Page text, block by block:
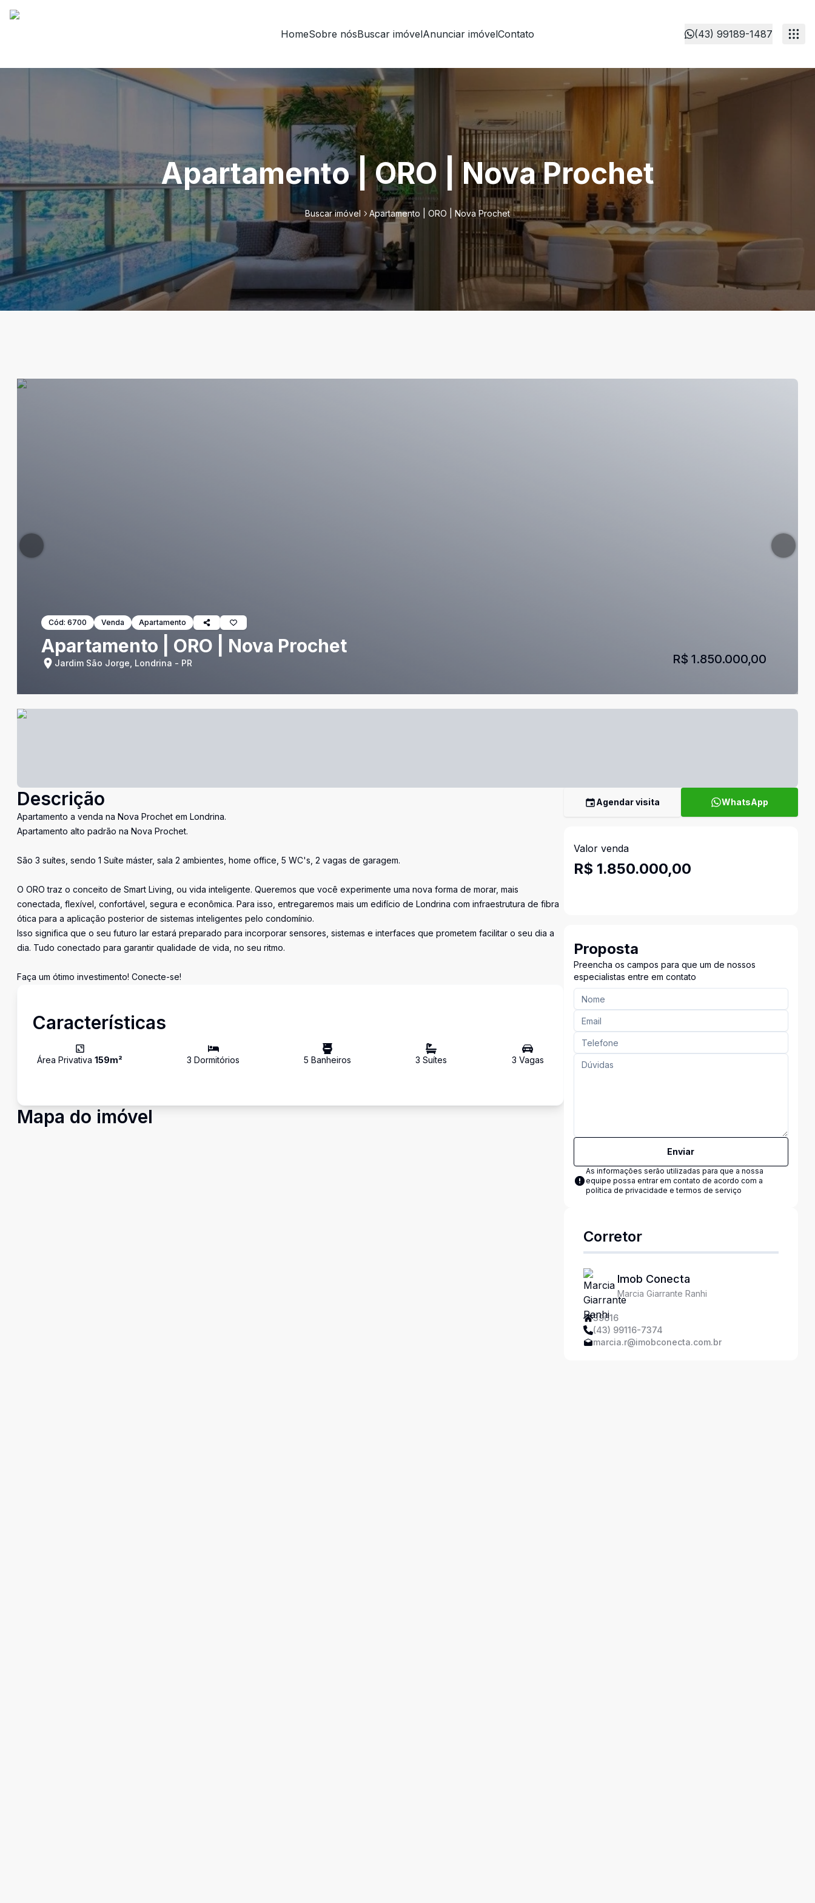
HomeSobre nósBuscar imóvelAnunciar imóvelContato (43) 99189-1487
Apartamento | ORO | Nova Prochet
Buscar imóvel Apartamento | ORO | Nova Prochet
Cód: 6700 Venda Apartamento
Apartamento | ORO | Nova Prochet
Jardim São Jorge, Londrina - PR R$ 1.850.000,00
Descrição
Apartamento a venda na Nova Prochet em Londrina.
Apartamento alto padrão na Nova Prochet.
São 3 suítes, sendo 1 Suíte máster, sala 2 ambientes, home office, 5 WC's, 2 vagas de garagem.
O ORO traz o conceito de Smart Living, ou vida inteligente. Queremos que você experimente uma nova forma de morar, mais
conectada, flexível, confortável, segura e econômica. Para isso, entregaremos mais um edifício de Londrina com infraestrutura de fibra
ótica para a aplicação posterior de sistemas inteligentes pelo condomínio.
Isso significa que o seu futuro lar estará preparado para incorporar sensores, sistemas e interfaces que prometem facilitar o seu dia a
dia. Tudo conectado para garantir qualidade de vida, no seu ritmo.
Faça um ótimo investimento! Conecte-se!
Características
Área Privativa 159m² 3 Dormitórios 5 Banheiros 3 Suítes 3 Vagas
Mapa do imóvel
Agendar visita WhatsApp
Valor venda
R$ 1.850.000,00
Proposta
Preencha os campos para que um de nossos
especialistas entre em contato
Enviar
As informações serão utilizadas para que a nossa
equipe possa entrar em contato de acordo com a
política de privacidade e termos de serviço
Corretor
Imob Conecta
Marcia Giarrante Ranhi
39616
(43) 99116-7374
marcia.r@imobconecta.com.br